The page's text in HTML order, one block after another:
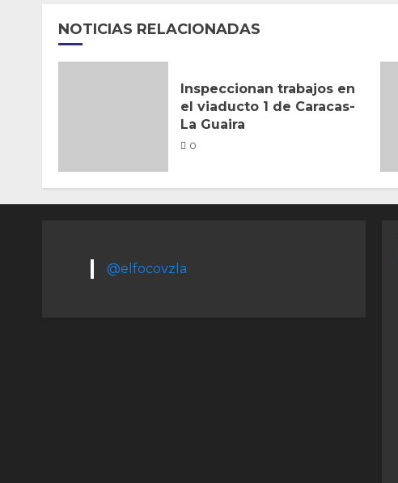
NOTICIAS RELACIONADAS
Inspeccionan trabajos en
el viaducto 1 de Caracas-
La Guaira
0
@elfocovzla